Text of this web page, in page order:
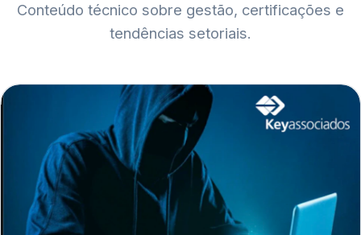
Conteúdo técnico sobre gestão, certificações e
tendências setoriais.